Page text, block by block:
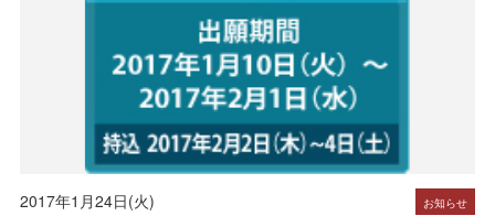
2017年1月24日(火) お知らせ